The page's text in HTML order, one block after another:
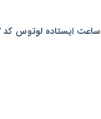
ساعت ایستاده لوتوس کد 127